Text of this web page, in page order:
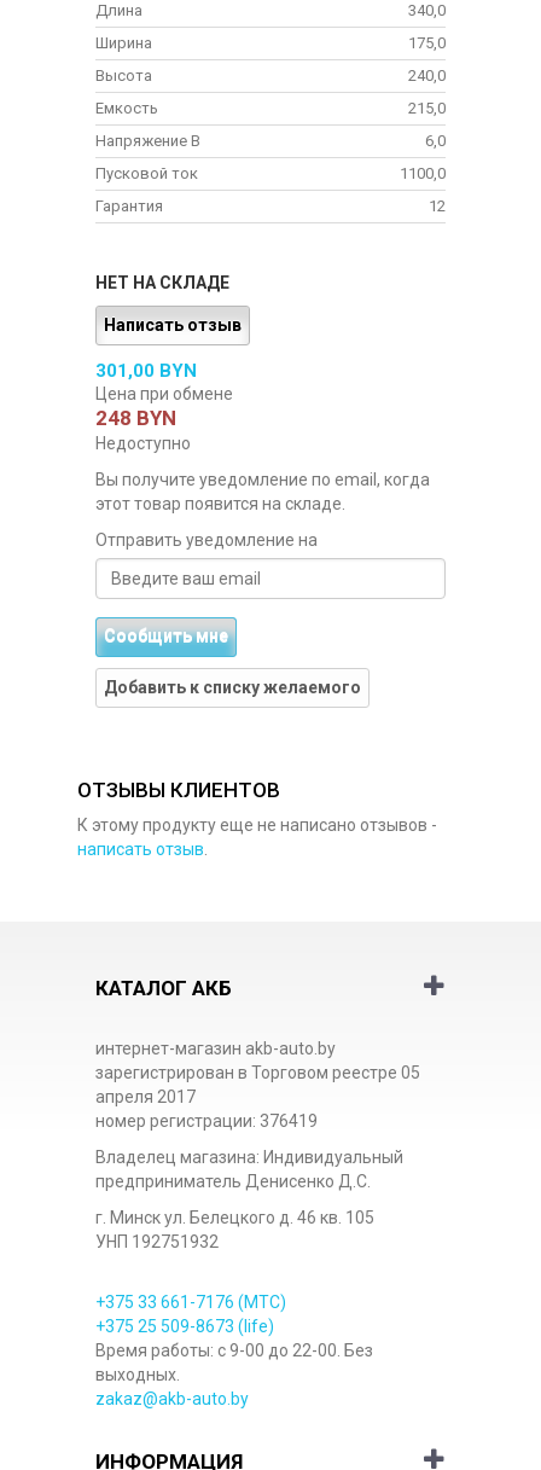
Длина
340,0
Ширина
175,0
Высота
240,0
Емкость
215,0
Напряжение В
6,0
Пусковой ток
1100,0
Гарантия
12
НЕТ НА СКЛАДЕ
Написать отзыв
301,00 BYN
Цена при обмене
248 BYN
Недоступно
Вы получите уведомление по email, когда
этот товар появится на складе.
Отправить уведомление на
Сообщить мне
Добавить к списку желаемого
ОТЗЫВЫ КЛИЕНТОВ
К этому продукту еще не написано отзывов -
написать отзыв.
КАТАЛОГ АКБ
интернет-магазин akb-auto.by
зарегистрирован в Торговом реестре 05
апреля 2017
номер регистрации: 376419
Владелец магазина: Индивидуальный
предприниматель Денисенко Д.С.
г. Минск ул. Белецкого д. 46 кв. 105
УНП 192751932
+375 33 661-7176 (МТС)
+375 25 509-8673 (life)
Время работы: с 9-00 до 22-00. Без
выходных.
zakaz@akb-auto.by
ИНФОРМАЦИЯ